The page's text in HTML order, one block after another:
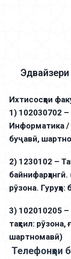
Ихтисосҳои
1) 102030702
Информатика /
буҷавӣ,
2) 1230102 –
рӯзона.
3) 102010205
таҳсил: рӯзона,
шартномавӣ)
Телефонҳои